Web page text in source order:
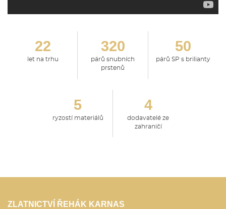
22
let na trhu
320
párů snubních
prstenů
50
párů SP s brilianty
5
ryzostí materiálů
4
dodavatelé ze
zahraničí
ZLATNICTVÍ ŘEHÁK KARNAS